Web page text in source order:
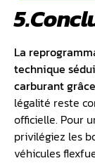
La
technique
carburant
légalité reste
officielle. Pour
privilégiez les
véhicules